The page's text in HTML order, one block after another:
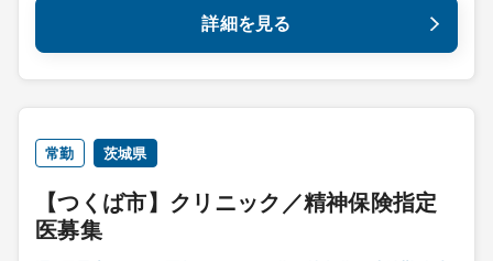
詳細を見る
常勤 茨城県
【つくば市】クリニック／精神保険指定
医募集